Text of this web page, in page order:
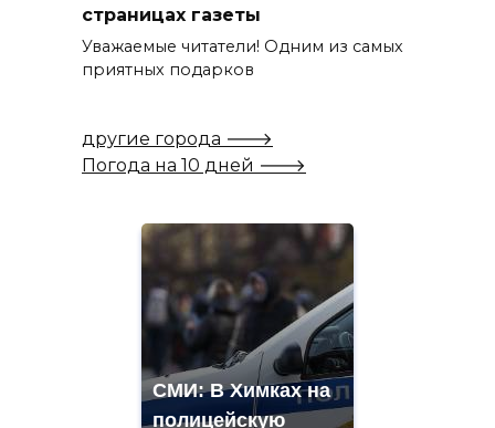
страницах газеты
Уважаемые читатели! Одним из самых
приятных подарков
другие города 🡒
Погода на 10 дней 🡒
СМИ: В Химках на
полицейскую